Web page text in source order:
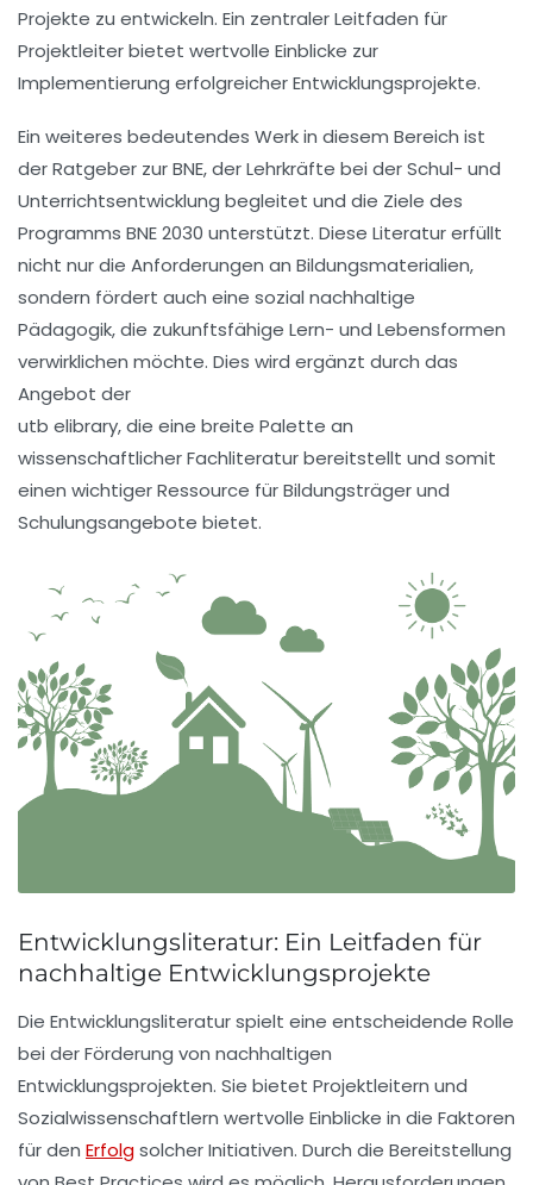
Projekte zu entwickeln. Ein zentraler Leitfaden für
Projektleiter bietet wertvolle Einblicke zur
Implementierung erfolgreicher Entwicklungsprojekte.
Ein weiteres bedeutendes Werk in diesem Bereich ist
der Ratgeber zurBNE, der Lehrkräfte bei der Schul- und
Unterrichtsentwicklung begleitet und die Ziele des
Programms BNE 2030 unterstützt. Diese Literatur erfüllt
nicht nur die Anforderungen an Bildungsmaterialien,
sondern fördert auch eine sozial nachhaltige
Pädagogik, die zukunftsfähige Lern- und Lebensformen
verwirklichen möchte. Dies wird ergänzt durch das
Angebot der
utb elibrary, die eine breite Palette an
wissenschaftlicher Fachliteratur bereitstellt und somit
einen wichtiger Ressource fürBildungsträgerund
Schulungsangebote bietet.
Entwicklungsliteratur: Ein Leitfaden für
nachhaltige Entwicklungsprojekte
Die Entwicklungsliteraturspielt eine entscheidende Rolle
bei der Förderung von nachhaltigen
Entwicklungsprojekten. Sie bietet Projektleitern und
Sozialwissenschaftlern wertvolle Einblicke in die Faktoren
für den Erfolgsolcher Initiativen. Durch die Bereitstellung